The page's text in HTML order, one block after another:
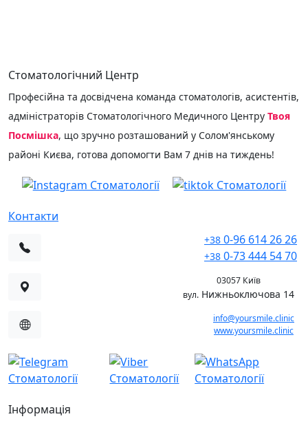
Стоматологічний Центр
Професійна та досвідчена команда стоматологів, асистентів,
адміністраторів Стоматологічного Медичного Центру Твоя
Посмішка, що зручно розташований у Солом'янському
районі Києва, готова допомогти Вам 7 днів на тиждень!
Контакти
+38 0-96 614 26 26
+38 0-73 444 54 70
03057 Київ
вул. Нижньоключова 14
info@yoursmile.clinic
www.yoursmile.clinic
Інформація